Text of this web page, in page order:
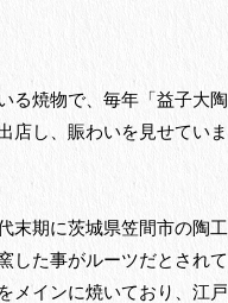
る焼物で、毎年「益子大陶
店し、賑わいを見せていま
末期に茨城県笠間市の陶工
した事がルーツだとされて
メインに焼いており、江戸